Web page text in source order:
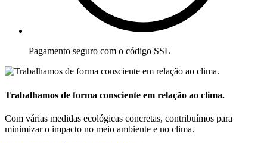
Pagamento seguro com o código SSL
Trabalhamos de forma consciente em relação ao clima.
Com várias medidas ecológicas concretas, contribuímos para
minimizar o impacto no meio ambiente e no clima.